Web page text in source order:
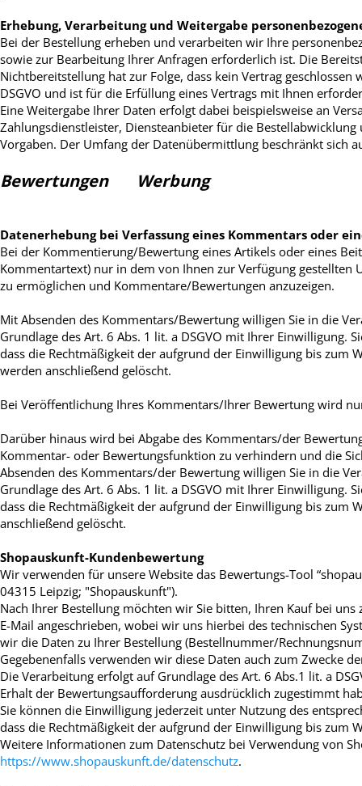
Erhebung, Verarbeitung und Weitergabe
Bei der Bestellung erheben und verarbeiten wir Ihre
sowie zur Bearbeitung Ihrer Anfragen erforderlich ist. Die
Nichtbereitstellung hat zur Folge, dass kein Vertrag
DSGVO und ist für die Erfüllung eines Vertrags mit Ihnen
Eine Weitergabe Ihrer Daten erfolgt dabei beispielsweise an
Zahlungsdienstleister, Diensteanbieter für die
Vorgaben. Der Umfang der Datenübermittlung beschränkt sich
Bewertungen Werbung
Datenerhebung bei Verfassung eines Kommentars oder
Bei der Kommentierung/Bewertung eines Artikels oder eines
Kommentartext) nur in dem von Ihnen zur Verfügung
zu ermöglichen und Kommentare/Bewertungen anzuzeigen.
Mit Absenden des Kommentars/Bewertung willigen Sie in die
Grundlage des Art. 6 Abs. 1 lit. a DSGVO mit Ihrer
dass die Rechtmäßigkeit der aufgrund der Einwilligung bis
werden anschließend gelöscht.
Bei Veröffentlichung Ihres Kommentars/Ihrer Bewertung wird
Darüber hinaus wird bei Abgabe des Kommentars/der
Kommentar- oder Bewertungsfunktion zu verhindern und die
Absenden des Kommentars/der Bewertung willigen Sie in die
Grundlage des Art. 6 Abs. 1 lit. a DSGVO mit Ihrer
dass die Rechtmäßigkeit der aufgrund der Einwilligung bis
anschließend gelöscht.
Shopauskunft-Kundenbewertung
Wir verwenden für unsere Website das Bewertungs-Tool
04315 Leipzig; "Shopauskunft").
Nach Ihrer Bestellung möchten wir Sie bitten, Ihren Kauf bei
E-Mail angeschrieben, wobei wir uns hierbei des technischen
wir die Daten zu Ihrer Bestellung (Bestellnummer/
Gegebenenfalls verwenden wir diese Daten auch zum Zwecke
Die Verarbeitung erfolgt auf Grundlage des Art. 6 Abs.1 lit. a
Erhalt der Bewertungsaufforderung ausdrücklich zugestimmt
Sie können die Einwilligung jederzeit unter Nutzung des
dass die Rechtmäßigkeit der aufgrund der Einwilligung bis zum
Weitere Informationen zum Datenschutz bei Verwendung von
https://www.shopauskunft.de/datenschutz.